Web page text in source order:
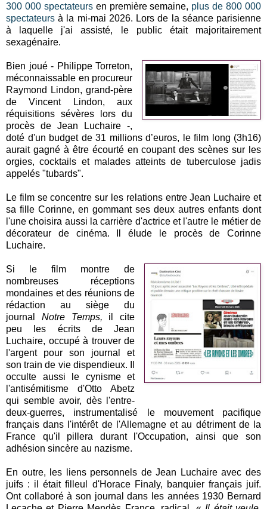
300 000 spectateursen première semaine, plus de 800 000
spectateurs à la mi-mai 2026. Lors de la séance parisienne
à laquelle j'ai assisté, le public était majoritairement
sexagénaire.
Bien joué - Philippe Torreton,
méconnaissable en procureur
Raymond Lindon, grand-père
de Vincent Lindon, aux
réquisitions sévères lors du
procès de Jean Luchaire -,
doté d'un budget de 31 millions d’euros, le film long (3h16)
aurait gagné à être écourté en coupant des scènes sur les
orgies, cocktails et malades atteints de tuberculose jadis
appelés "tubards".
Le film se concentre sur les relations entre Jean Luchaire et
sa fille Corinne, en gommant ses deux autres enfants dont
l'une choisira aussi la carrière d'actrice et l'autre le métier de
décorateur de cinéma. Il élude le procès de Corinne
Luchaire.
Si le film montre de
nombreuses réceptions
mondaines et des réunions de
rédaction au siège du
journal Notre Temps, il cite
peu les écrits de Jean
Luchaire, occupé à trouver de
l'argent pour son journal et
son train de vie dispendieux. Il
occulte aussi le cynisme et
l'antisémitisme d'Otto Abetz
qui semble avoir, dès l'entre-
deux-guerres, instrumentalisé le mouvement pacifique
français dans l'intérêt de l'Allemagne et au détriment de la
France qu'il pillera durant l'Occupation, ainsi que son
adhésion sincère au nazisme.
En outre, les liens personnels de Jean Luchaire avec des
juifs : il était filleul d'Horace Finaly, banquier français juif.
Ont collaboré à son journal dans les années 1930 Bernard